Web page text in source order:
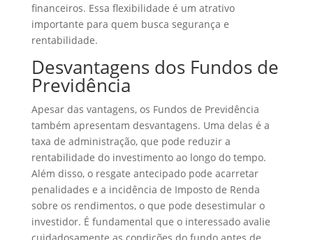
financeiros. Essa flexibilidade é um atrativo
importante para quem busca segurança e
rentabilidade.
Desvantagens dos Fundos de
Previdência
Apesar das vantagens, os Fundos de Previdência
também apresentam desvantagens. Uma delas é a
taxa de administração, que pode reduzir a
rentabilidade do investimento ao longo do tempo.
Além disso, o resgate antecipado pode acarretar
penalidades e a incidência de Imposto de Renda
sobre os rendimentos, o que pode desestimular o
investidor. É fundamental que o interessado avalie